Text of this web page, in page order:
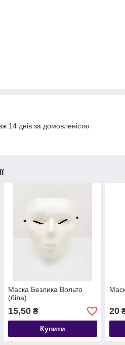
14 днів за домовленістю
Маска Безлика Вольто
(біла)
15,50₴
Купити
20